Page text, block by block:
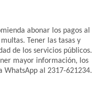
abonar los pagos al
Tener las tasas y
de los servicios públicos.
mayor información, los
WhatsApp al 2317-621234.